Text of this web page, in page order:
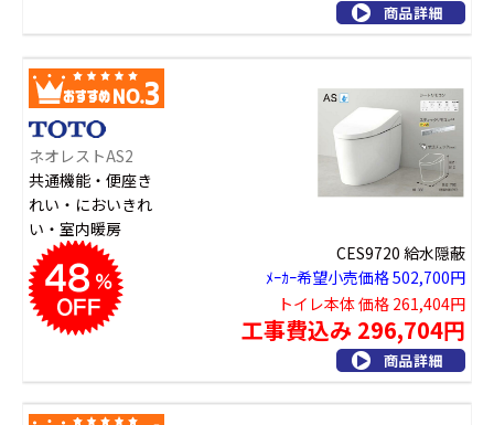
ネオレストAS2
共通機能・便座き
れい・においきれ
い・室内暖房
CES9720 給水隠蔽
ﾒｰｶｰ希望小売価格 502,700円
トイレ本体 価格 261,404円
工事費込み 296,704円